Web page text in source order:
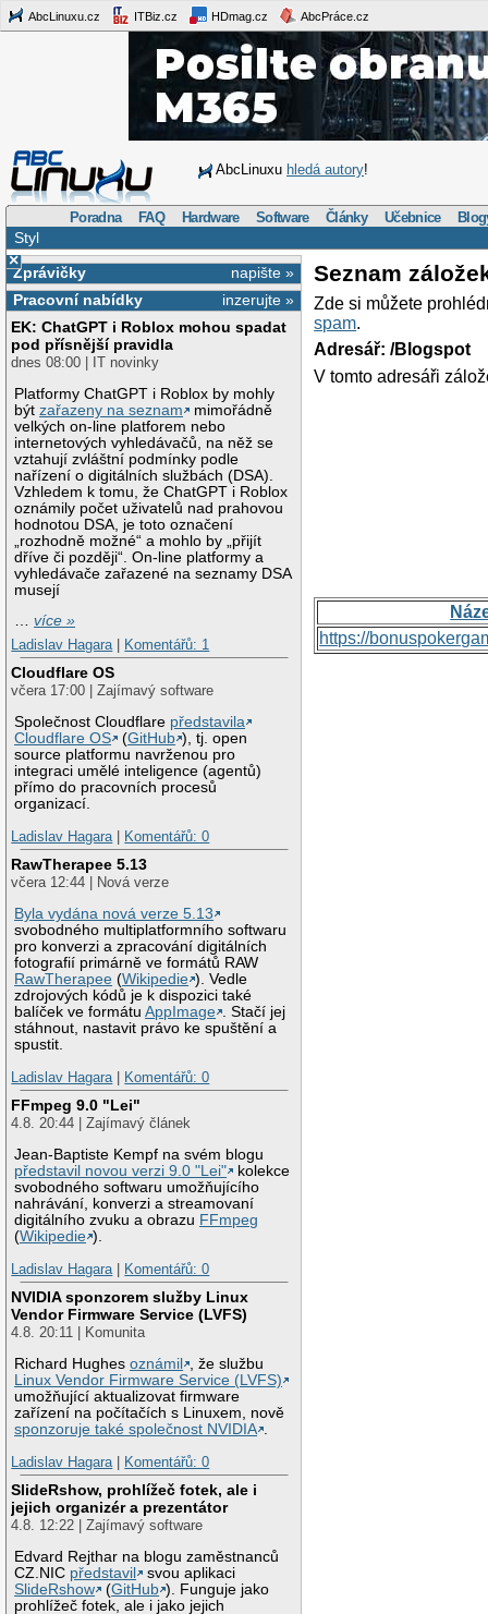
AbcLinuxu.cz ITBiz.cz HDmag.cz AbcPráce.cz
AbcLinuxu hledá autory!
Poradna FAQ Hardware Software Články Učebnice
Styl
×
napište »
Zprávičky
inzerujte »
Pracovní nabídky
EK: ChatGPT i Roblox mohou spadat
pod přísnější pravidla
dnes 08:00 | IT novinky
Platformy ChatGPT i Roblox by mohly
býtzařazeny na seznam
mimořádně
velkých on-line platforem nebo
internetových vyhledávačů, na něž se
vztahují zvláštní podmínky podle
nařízení o digitálních službách (DSA).
Vzhledem k tomu, že ChatGPT i Roblox
oznámily počet uživatelů nad prahovou
hodnotou DSA, je toto označení
„rozhodně možné“ a mohlo by „přijít
dříve či později“. On-line platformy a
vyhledávače zařazené na seznamy DSA
musejí
…více »
Ladislav Hagara
Komentářů: 1
Cloudflare OS
včera 17:00 | Zajímavý software
Společnost Cloudflare představila
Cloudflare OS
(GitHub ), tj. open
source platformu navrženou pro
integraci umělé inteligence (agentů)
přímo do pracovních procesů
organizací.
Ladislav Hagara
Komentářů: 0
RawTherapee 5.13
včera 12:44 | Nová verze
Byla vydána nová verze 5.13
svobodného multiplatformního softwaru
pro konverzi a zpracování digitálních
fotografií primárně ve formátů RAW
RawTherapee (Wikipedie ). Vedle
zdrojových kódů je k dispozici také
balíček ve formátuAppImage . Stačí jej
stáhnout, nastavit právo ke spuštění a
spustit.
Ladislav Hagara
Komentářů: 0
FFmpeg 9.0 "Lei"
4.8. 20:44 | Zajímavý článek
Jean-Baptiste Kempf na svém blogu
představil novou verzi 9.0 "Lei"
kolekce
svobodného softwaru umožňujícího
nahrávání, konverzi a streamovaní
digitálního zvuku a obrazu FFmpeg
(Wikipedie ).
Ladislav Hagara
Komentářů: 0
NVIDIA sponzorem služby Linux
Vendor Firmware Service (LVFS)
4.8. 20:11 | Komunita
Richard Hughesoznámil
, že službu
Linux Vendor Firmware Service (LVFS)
umožňující aktualizovat firmware
zařízení na počítačích s Linuxem, nově
sponzoruje také společnost NVIDIA .
Ladislav Hagara | Komentářů: 0
SlideRshow, prohlížeč fotek, ale i
jejich organizér a prezentátor
4.8. 12:22 | Zajímavý software
Edvard Rejthar na blogu zaměstnanců
CZ.NIC představil
svou aplikaci
SlideRshow
(GitHub ). Funguje jako
prohlížeč fotek, ale i jako jejich
Seznam
Zde si můžete
spam.
Adresář: /Blogspot
V tomto adresáři
https://